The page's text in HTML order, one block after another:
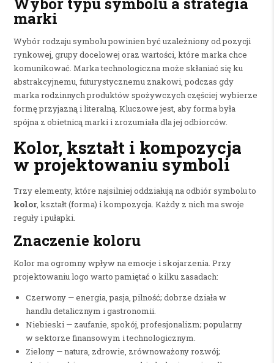
marki
Wybór rodzaju symbolu powinien być uzależniony od pozycji
rynkowej, grupy docelowej oraz wartości, które marka chce
komunikować. Marka technologiczna może skłaniać się ku
abstrakcyjnemu, futurystycznemu znakowi, podczas gdy
marka rodzinnych produktów spożywczych częściej wybierze
formę przyjazną i literalną. Kluczowe jest, aby forma była
spójna z obietnicą marki i zrozumiała dla jej odbiorców.
Kolor, kształt i kompozycja
w projektowaniu symboli
Trzy elementy, które najsilniej oddziałują na odbiór symbolu to
kolor, kształt (forma) i kompozycja. Każdy z nich ma swoje
reguły i pułapki.
Znaczenie koloru
Kolor ma ogromny wpływ na emocje i skojarzenia. Przy
projektowaniu logo warto pamiętać o kilku zasadach:
Czerwony — energia, pasja, pilność; dobrze działa w
handlu detalicznym i gastronomii.
Niebieski — zaufanie, spokój, profesjonalizm; popularny
w sektorze finansowym i technologicznym.
Zielony — natura, zdrowie, zrównoważony rozwój;